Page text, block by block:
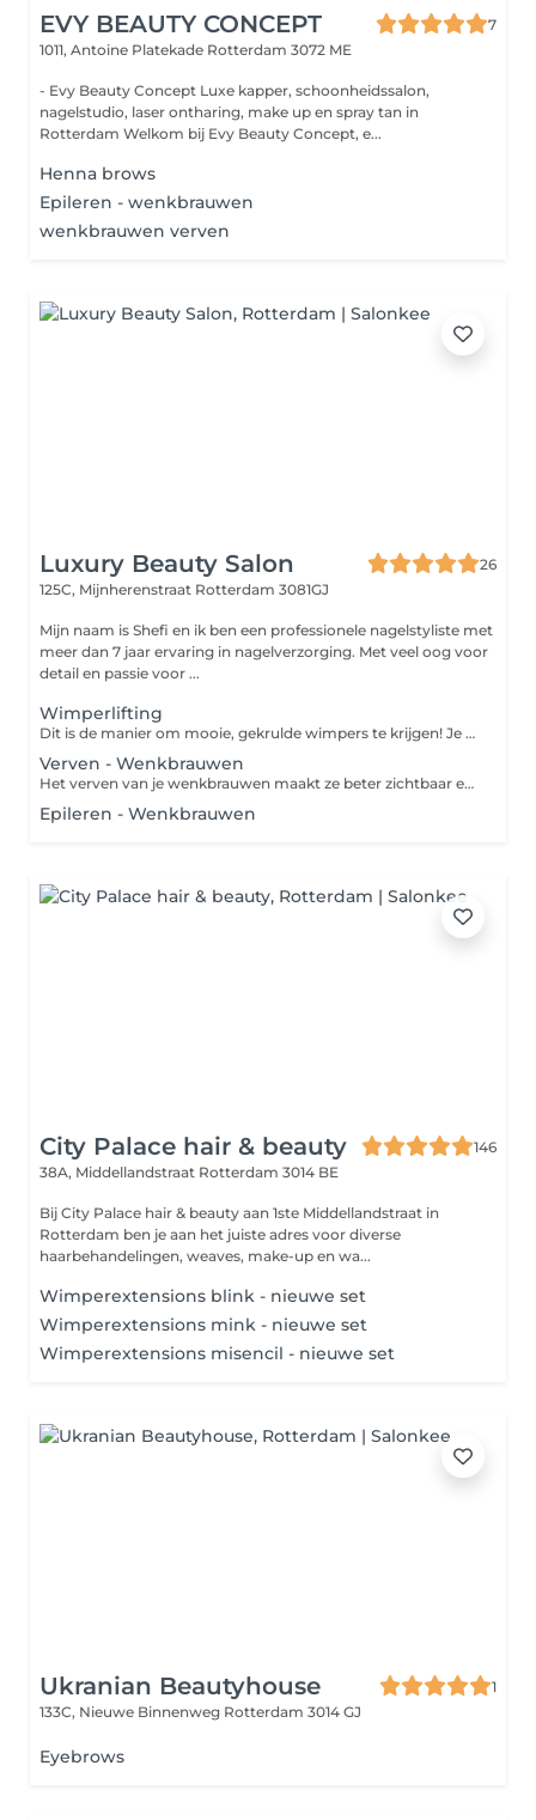
EVY BEAUTY CONCEPT
7
1011, Antoine Platekade Rotterdam 3072 ME
- Evy Beauty Concept Luxe kapper, schoonheidssalon,
nagelstudio, laser ontharing, make up en spray tan in
Rotterdam Welkom bij Evy Beauty Concept, e...
Henna brows
Epileren - wenkbrauwen
wenkbrauwen verven
Luxury Beauty Salon
26
125C, Mijnherenstraat Rotterdam 3081GJ
Mijn naam is Shefi en ik ben een professionele nagelstyliste met
meer dan 7 jaar ervaring in nagelverzorging. Met veel oog voor
detail en passie voor ...
Wimperlifting
Dit is de manier om mooie, gekrulde wimpers te krijgen! Je hebt geen wimperkruller meer nodig, want dankzij deze behandeling blijven je wimpers 5 à 7 weken mooi gekruld.
Verven - Wenkbrauwen
Het verven van je wenkbrauwen maakt ze beter zichtbaar en geeft je gezicht meer expressie. Het resultaat blijft 3 à 6 weken zichtbaar.
Epileren - Wenkbrauwen
City Palace hair & beauty
146
38A, Middellandstraat Rotterdam 3014 BE
Bij City Palace hair & beauty aan 1ste Middellandstraat in
Rotterdam ben je aan het juiste adres voor diverse
haarbehandelingen, weaves, make-up en wa...
Wimperextensions blink - nieuwe set
Wimperextensions mink - nieuwe set
Wimperextensions misencil - nieuwe set
Ukranian Beautyhouse
1
133C, Nieuwe Binnenweg Rotterdam 3014 GJ
Eyebrows